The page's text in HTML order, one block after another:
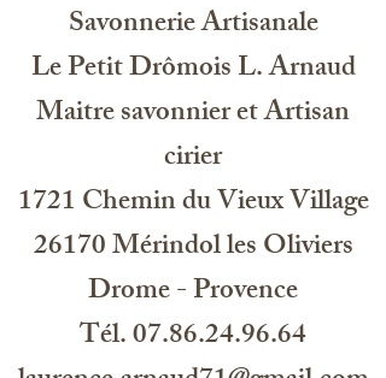
Il suffit de le laver à la main avec de
l’eau chaude et du savon doux et
pour le rendre comme neuf. Pour que
l'objet retrouve son éclat du premier
huile d'olive et c'est tout . Bien
incassable et se transmet de
génération en génération car avec le
temps le bois se patine et lui donne
un aspect authentique.
Savonnerie Artisanale
Le Petit Drômois L. Arnaud
Maitre savonnier et Artisan
cirier
1721 Chemin du Vieux Village
26170 Mérindol les Oliviers
Drome - Provence
Tél. 07.86.24.96.64